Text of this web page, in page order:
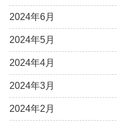
2024年6月
2024年5月
2024年4月
2024年3月
2024年2月